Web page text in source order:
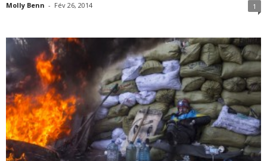
Molly Benn - Fév 26, 2014 1